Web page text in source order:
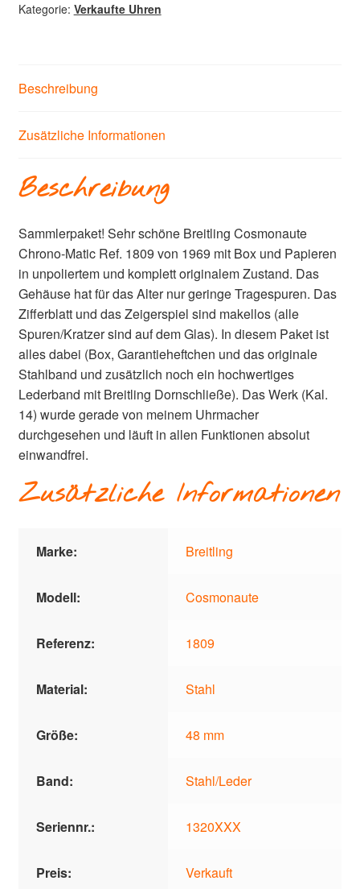
Kategorie: Verkaufte Uhren
Beschreibung
Zusätzliche Informationen
Beschreibung
Sammlerpaket! Sehr schöne Breitling Cosmonaute
Chrono-Matic Ref. 1809 von 1969 mit Box und Papieren
in unpoliertem und komplett originalem Zustand. Das
Gehäuse hat für das Alter nur geringe Tragespuren. Das
Zifferblatt und das Zeigerspiel sind makellos (alle
Spuren/Kratzer sind auf dem Glas). In diesem Paket ist
alles dabei (Box, Garantieheftchen und das originale
Stahlband und zusätzlich noch ein hochwertiges
Lederband mit Breitling Dornschließe). Das Werk (Kal.
14) wurde gerade von meinem Uhrmacher
durchgesehen und läuft in allen Funktionen absolut
einwandfrei.
Zusätzliche Informationen
Marke: Breitling
Modell: Cosmonaute
Referenz: 1809
Material: Stahl
Größe: 48 mm
Band: Stahl/Leder
Seriennr.: 1320XXX
Preis: Verkauft